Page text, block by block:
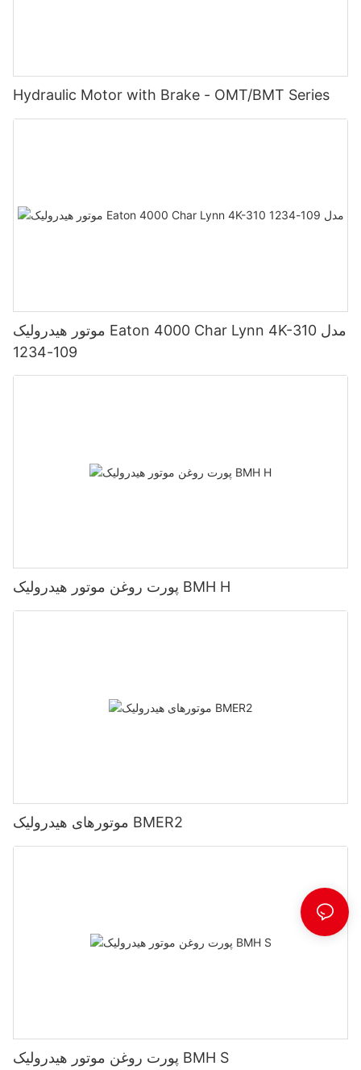
Hydraulic Motor with Brake - OMT/BMT Series
موتور هیدرولیک Eaton 4000 Char Lynn 4K-310 مدل
109-1234
پورت روغن موتور هیدرولیک BMH H
موتورهای هیدرولیک BMER2
پورت روغن موتور هیدرولیک BMH S